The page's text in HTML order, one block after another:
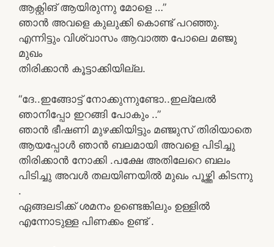
ആക്റ്റിങ് ആയിരുന്നു മോളെ …”
ഞാൻ അവളെ കുലുക്കി കൊണ്ട് പറഞ്ഞു.
എന്നിട്ടും വിശ്വാസം ആവാത്ത പോലെ മഞ്ജു
മുഖം
തിരിക്കാൻ കൂട്ടാക്കിയില്ല.
“ദേ..ഇങ്ങോട്ട് നോക്കുന്നുണ്ടോ..ഇല്ലേൽ
ഞാനിപ്പോ ഇറങ്ങി പോകും ..”
ഞാൻ ഭീഷണി മുഴക്കിയിട്ടും മഞ്ജുസ് തിരിയാതെ
ആയപ്പോൾ ഞാൻ ബലമായി അവളെ പിടിച്ചു
തിരിക്കാൻ നോക്കി .പക്ഷേ അതിലേറെ ബലം
പിടിച്ചു അവൾ തലയിണയിൽ മുഖം പൂഴ്ത്തി കിടന്നു
.
ഏങ്ങലടിക്ക് ശമനം ഉണ്ടെങ്കിലും ഉള്ളിൽ
എന്നോടുള്ള പിണക്കം ഉണ്ട് .